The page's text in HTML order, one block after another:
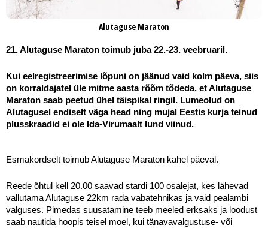
Alutaguse Maraton
21. Alutaguse Maraton toimub juba 22.-23. veebruaril.
Kui eelregistreerimise lõpuni on jäänud vaid kolm päeva, siis
on korraldajatel üle mitme aasta rõõm tõdeda, et Alutaguse
Maraton saab peetud ühel täispikal ringil. Lumeolud on
Alutagusel endiselt väga head ning mujal Eestis kurja teinud
plusskraadid ei ole Ida-Virumaalt lund viinud.
Esmakordselt toimub Alutaguse Maraton kahel päeval.
Reede õhtul kell 20.00 saavad stardi 100 osalejat, kes lähevad
vallutama Alutaguse 22km rada vabatehnikas ja vaid pealambi
valguses. Pimedas suusatamine teeb meeled erksaks ja loodust
saab nautida hoopis teisel moel, kui tänavavalgustuse- või